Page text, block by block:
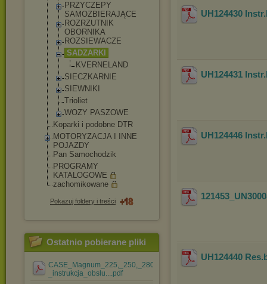
PRZYCZEPY
SAMOZBIERAJĄCE
ROZRZUTNIK
OBORNIKA
ROZSIEWACZE
SADZARKI
KVERNELAND
SIECZKARNIE
SIEWNIKI
Trioliet
WOZY PASZOWE
Koparki i podobne DTR
MOTORYZACJA I INNE
POJAZDY
Pan Samochodzik
PROGRAMY
KATALOGOWE
zachomikowane
Pokazuj foldery i treści
Ostatnio pobierane pliki
CASE_Magnum_225,_250,_280,_310,_335_-
_instrukcja_obslu....pdf
UH124430
UH124431
UH124446
UH124440